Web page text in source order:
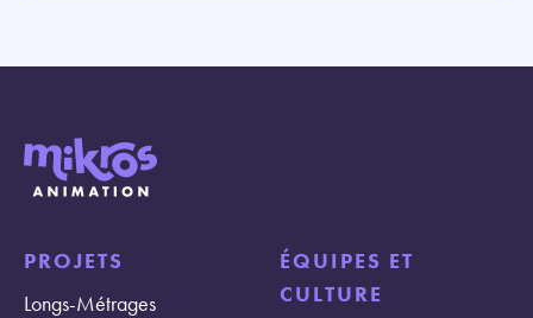
PROJETS
Longs-Métrages
ÉQUIPES ET
CULTURE